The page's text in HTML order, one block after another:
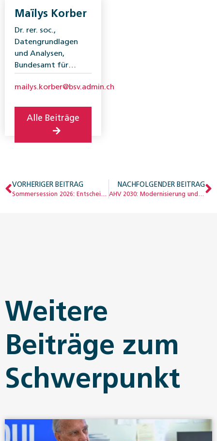
Maïlys Korber
Dr. rer. soc.,
Datengrundlagen
und Analysen,
Bundesamt für
mailys.korber@bsv.admin.ch
Alle Beiträge
VORHERIGER BEITRAG
Sommersession 2026: Entscheid zur Finanzierung der 13. AHV-Rente
NACHFOLGENDER BEITRAG
AHV 2030: Modernisierung und Stabilität im Fokus
Weitere
Beiträge zum
Schwerpunkt